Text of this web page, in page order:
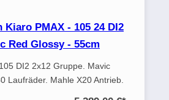
Kiaro PMAX - 105 24 DI2
Red Glossy - 55cm
DI2 2x12 Gruppe. Mavic
Laufräder. Mahle X20 Antrieb.